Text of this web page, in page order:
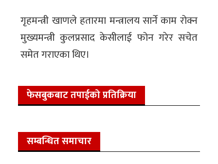
गृहमन्त्री खाणले हतारमा मन्त्रालय सार्ने काम रोक्न
मुख्यमन्त्री कुलप्रसाद केसीलाई फोन गरेर सचेत
समेत गराएका थिए।
फेसबुकबाट तपाईको प्रतिक्रिया
सम्बन्धित समाचार